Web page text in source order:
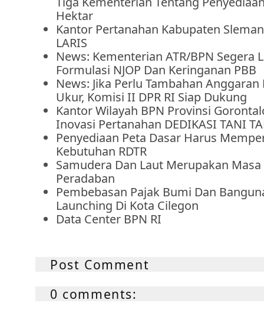
Hektar
Kantor Pertanahan Kabupaten
LARIS
News: Kementerian ATR/BPN Segera
Formulasi NJOP Dan Keringanan PBB
News: Jika Perlu Tambahan Anggaran
Ukur, Komisi II DPR RI Siap Dukung
Kantor Wilayah BPN Provinsi
Inovasi Pertanahan DEDIKASI TANI
Penyediaan Peta Dasar Harus
Kebutuhan RDTR
Samudera Dan Laut Merupakan
Peradaban
Pembebasan Pajak Bumi Dan
Launching Di Kota Cilegon
Data Center BPN RI
Post Comment
0 comments: